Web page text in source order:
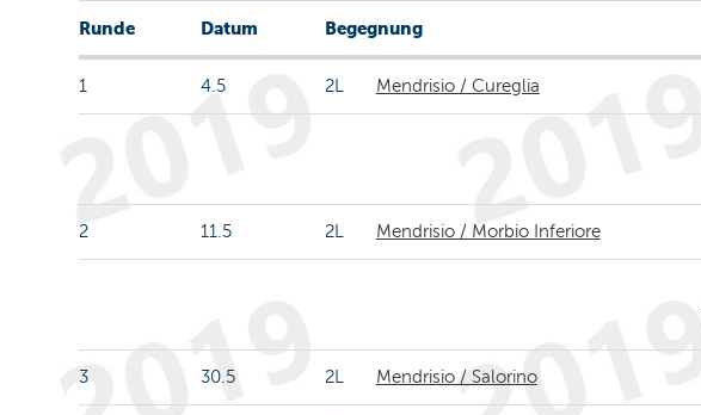
Runde Datum Begegnung
1 4.5 2L Mendrisio / Cureglia
2 11.5 2L Mendrisio / Morbio Inferiore
3 30.5 2L Mendrisio / Salorino